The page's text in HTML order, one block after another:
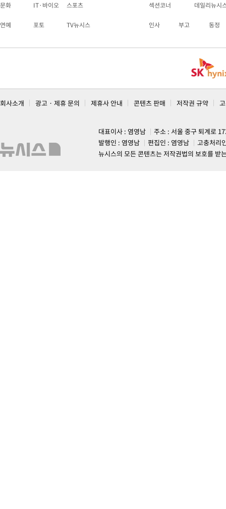
문화 IT·바이오 스포츠
연예 포토 TV뉴시스
섹션코너 데일리뉴시
인사 부고 동정
회사소개 광고 · 제휴 문의 제휴사 안내 콘텐츠 판매 저작권 규약
대표이사 : 염영남
주소 : 서울 중구 퇴계로
발행인 : 염영남
편집인 : 염영남
고충처리
뉴시스의 모든 콘텐츠는 저작권법의 보호를